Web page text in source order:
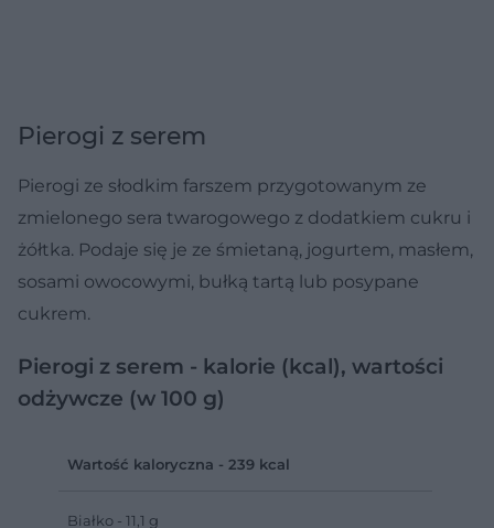
Pierogi z serem
Pierogi ze słodkim farszem przygotowanym ze
zmielonego sera twarogowego z dodatkiem cukru i
żółtka. Podaje się je ze śmietaną, jogurtem, masłem,
sosami owocowymi, bułką tartą lub posypane
cukrem.
Pierogi z serem - kalorie (kcal), wartości
odżywcze (w 100 g)
Wartość kaloryczna - 239 kcal
Białko - 11,1 g